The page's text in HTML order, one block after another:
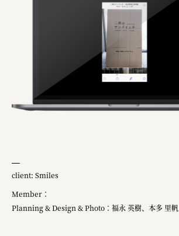
client: Smiles
Member：
Planning & Design & Photo：福永 英樹、本多 里帆